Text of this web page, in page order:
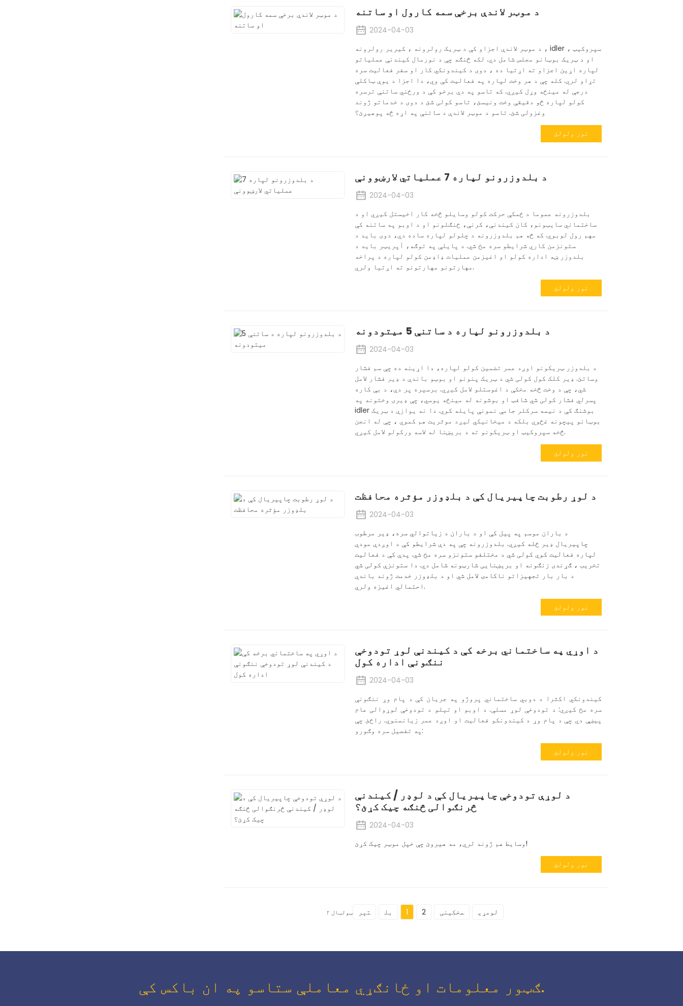
د موټر لاندې برخې سمه کارول او ساتنه
2024-04-03
د موټر لاندې اجزاو کې د ټریک رولرونه ، کیریر رولرونه ، idler ، سپروکیټ
او د ټریک بوټانو مجلس شامل دي. لکه څنګه چې د نورمال کیندنې عملیاتو
لپاره اړین اجزاو ته اړتیا ده ، دوی د کیندونکي کار او سفر فعالیت سره
تړاو لري. کله چې د هر وخت لپاره په فعالیت کې وي، دا اجزا د یوې ټاکلې
درجې له مینځه وړل کیږي. که تاسو په دې برخو کې د ورځني ساتنې ترسره
کولو لپاره څو دقیقې وخت ونیسئ، تاسو کولی شئ د دوی د خدماتو ژوند
وغزولی شئ. تاسو د موټر لاندې د ساتنې په اړه څه پوهیږئ؟
نور ولولئ
د بلدوزرونو لپاره 7 عملیاتي لارښوونې
2024-04-03
بلدوزرونه عموما د ځمکې حرکت کولو وسایلو څخه کار اخیستل کیږي او د
ساختماني سایټونو، کان کیندنې، کرنې، ځنګلونو او د اوبو په ساتنه کې
مهم رول لوبوي. که څه هم بلدوزرونه د چلولو لپاره ساده دي، دوی باید د
ستونزمن کاري شرایطو سره مخ شي. د پایلې په توګه، آپریټر باید د
بلدوزر ښه اداره کولو او اغیزمن عملیات ډاډمن کولو لپاره د پراخه
مهارتونو مهارتونو ته اړتیا ولري.
نور ولولئ
د بلدوزرونو لپاره د ساتنې 5 میتودونه
2024-04-03
د بلدوزر ټریکونو اوږد عمر تضمین کولو لپاره، دا اړینه ده چې سم فشار
وساتئ. ډیر کلک کول کولی شي د ټریک پنونو او بوټو باندې د ډیر فشار لامل
شي، چې د وخت څخه مخکې د اغوستلو لامل کیږي. برسېره پر دې، د بې کاره
پسرلي فشار کولی شي شافټ او بوشونه له مینځه یوسي، چې ډیری وختونه په
idler بوشنګ کې د نیمه سرکلر جامې نمونې پایله کوي. دا نه یوازې د ټریک
بوټانو پیچونه غځوي بلکه د میخانیکي لیږد موثریت هم کموي ، چې له انجن
څخه سپروکیټ او ټریکونو ته د بریښنا له لاسه ورکولو لامل کیږي.
نور ولولئ
د لوړ رطوبت چاپیریال کې د بلډوزر مؤثره محافظت
2024-04-03
د باران موسم په پیل کې او د باران د زیاتوالي سره، ډیر مرطوب
چاپیریال ډیر ځله کیږي. بلدوزرونه چې په دې شرایطو کې د اوږدې مودې
لپاره فعالیت کوي کولی شي د مختلفو ستونزو سره مخ شي. پدې کې د فعالیت
تخریب ، ګړندی زنګونه او بریښنایی شارټونه شامل دي. دا ستونزې کولی شي
د بار بار تجهیزاتو ناکامۍ لامل شي او د بلډوزر خدمت ژوند باندې
احتمالي اغیزه ولري.
نور ولولئ
د اوړي په ساختماني برخه کې د کیندنې لوړ تودوخې
ننګونې اداره کول
2024-04-03
کیندونکي اکثرا د دوبي ساختماني پروژو په جریان کې د پام وړ ننګونې
سره مخ کیږي: د تودوخې لوړ مسلې. د اوبو او تېلو د تودوخې لوړوالی عام
پیښې دي چې د پام وړ د کیندونکو فعالیت او اوږد عمر زیانمنوي. راځئ چې
په تفصیل سره وګورو:
نور ولولئ
د لوړې تودوخې چاپیریال کې د لوډر / کیندنې
څرنګوالی څنګه چیک کړئ؟
2024-04-03
وسایط هم ژوند لري، مه هیروئ چې خپل موټر چیک کړئ!
نور ولولئ
لومړی مخکینی 1 2 بل تېر ټولټال ۲
ګټور معلومات او ځانګړي معاملې ستاسو په ان باکس کې.